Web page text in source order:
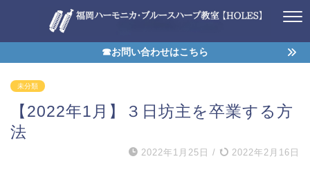
☎お問い合わせはこちら
未分類
【2022年1月】３日坊主を卒業する方
法
2022年1月25日 / 2022年2月16日